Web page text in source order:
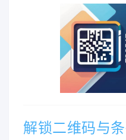
解锁二维码与